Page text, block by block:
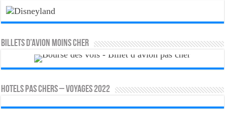
Billets d’avion moins cher
HOTELS PAS CHERS – VOYAGES 2022